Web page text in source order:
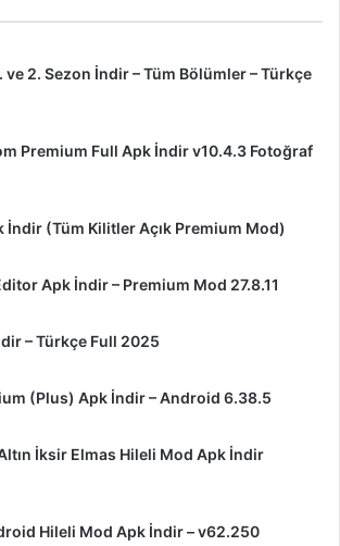
ve 2. Sezon İndir – Tüm Bölümler – Türkçe
Premium Full Apk İndir v10.4.3 Fotoğraf
İndir (Tüm Kilitler Açık Premium Mod)
Apk İndir – Premium Mod 27.8.11
– Türkçe Full 2025
(Plus) Apk İndir – Android 6.38.5
İksir Elmas Hileli Mod Apk İndir
Hileli Mod Apk İndir – v62.250